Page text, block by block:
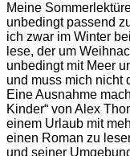
Meine
unbedingt passend
ich zwar im Winter
lese, der um
unbedingt mit Meer
und muss mich nicht
Eine Ausnahme
Kinder“ von Alex
einem Urlaub mit
einen Roman zu
und seiner